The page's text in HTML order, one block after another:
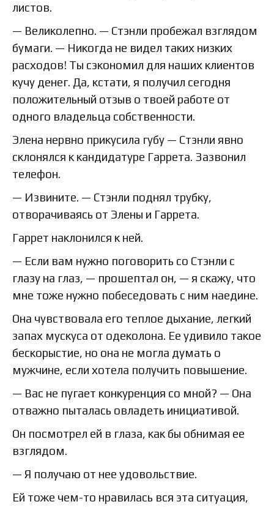
листов.
— Великолепно. — Стэнли пробежал взглядом
бумаги. — Никогда не видел таких низких
расходов! Ты сэкономил для наших клиентов
кучу денег. Да, кстати, я получил сегодня
положительный отзыв о твоей работе от
одного владельца собственности.
Элена нервно прикусила губу — Стэнли явно
склонялся к кандидатуре Гаррета. Зазвонил
телефон.
— Извините. — Стэнли поднял трубку,
отворачиваясь от Элены и Гаррета.
Гаррет наклонился к ней.
— Если вам нужно поговорить со Стэнли с
глазу на глаз, — прошептал он, — я скажу, что
мне тоже нужно побеседовать с ним наедине.
Она чувствовала его теплое дыхание, легкий
запах мускуса от одеколона. Ее удивило такое
бескорыстие, но она не могла думать о
мужчине, если хотела получить повышение.
— Вас не пугает конкуренция со мной? — Она
отважно пыталась овладеть инициативой.
Он посмотрел ей в глаза, как бы обнимая ее
взглядом.
— Я получаю от нее удовольствие.
Ей тоже чем-то нравилась вся эта ситуация,